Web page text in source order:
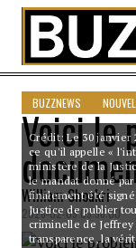
Skip to content
BUZZNEWS
Voici le
William Shoukri
2026-02-05 09:56:00
Crédit: Le 30 janvier
ce qu'il appelle «
ministère de la
le mandat donné
finalement été
Justice de publier
criminelle de Jeffrey
transparence, la